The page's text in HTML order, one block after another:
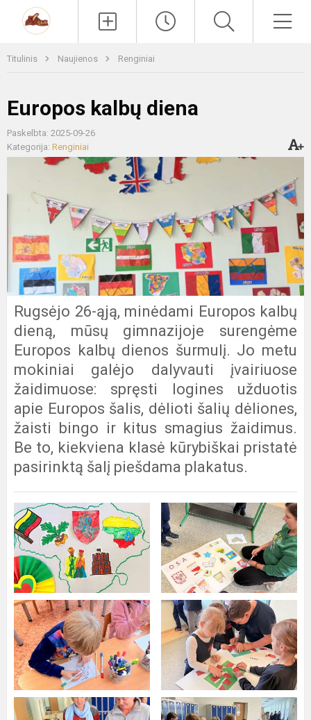
Titulinis Naujienos Renginiai
Europos kalbų diena
Paskelbta: 2025-09-26
Kategorija: Renginiai
Rugsėjo 26-ąją, minėdami Europos kalbų
dieną, mūsų gimnazijoje surengėme
Europos kalbų dienos šurmulį. Jo metu
mokiniai galėjo dalyvauti įvairiuose
žaidimuose: spręsti logines užduotis
apie Europos šalis, dėlioti šalių dėliones,
žaisti bingo ir kitus smagius žaidimus.
Be to, kiekviena klasė kūrybiškai pristatė
pasirinktą šalį piešdama plakatus.